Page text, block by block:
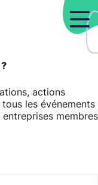
actions
les événements
membres